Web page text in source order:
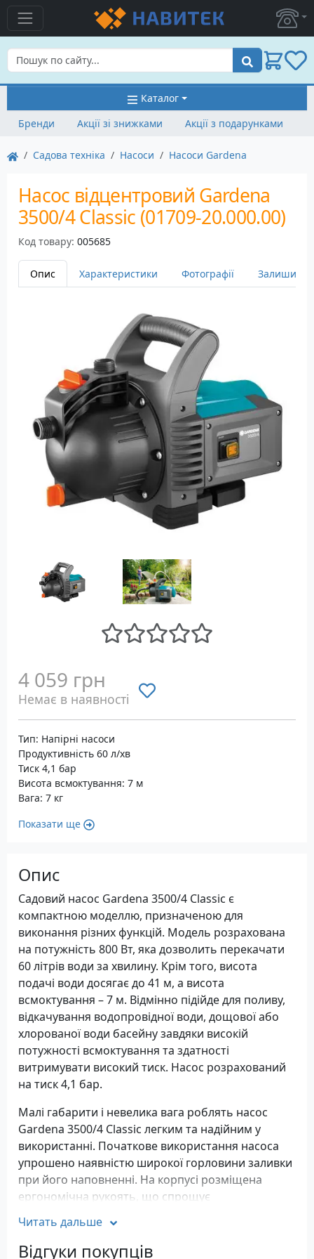
Пошук
Каталог
Бренди
Акції зі знижками Акції з подарунками
Садова техніка Насоси Насоси Gardena
Насос відцентровий Gardena
3500/4 Classic (01709-20.000.00)
Код товару: 005685
Опис Характеристики Фотографії Залишити
4 059 грн
Немає в наявності
Тип: Напірні насоси
Продуктивність 60 л/хв
Тиск 4,1 бар
Висота всмоктування: 7 м
Вага: 7 кг
Показати ще
Опис
Садовий насос Gardena 3500/4 Classic є
компактною моделлю, призначеною для
виконання різних функцій. Модель розрахована
на потужність 800 Вт, яка дозволить перекачати
60 літрів води за хвилину. Крім того, висота
подачі води досягає до 41 м, а висота
всмоктування – 7 м. Відмінно підійде для поливу,
відкачування водопровідної води, дощової або
хлорованої води басейну завдяки високій
потужності всмоктування та здатності
витримувати високий тиск. Насос розрахований
на тиск 4,1 бар.
Малі габарити і невелика вага роблять насос
Gardena 3500/4 Classic легким та надійним у
використанні. Початкове використання насоса
упрошено наявністю широкої горловини заливки
при його наповненні. На корпусі розміщена
ергономічна рукоять, що спрощує
розміщені гумові опори, завдяки яким
покращена стійкість та досягається мінімальний
Читать дальше
Відгуки покупців